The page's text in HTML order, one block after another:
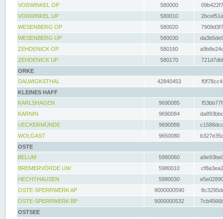
VOßWINKEL OP
580000
VOßWINKEL UP
580010
WESENBERG OP
580020
WESENBERG UP
580030
ZEHDENICK OP
580160
ZEHDENICK UP
580170
ORKE
DALWIGKSTHAL
42840453
KLEINES HAFF
KARLSHAGEN
9690085
KARNIN
9690084
UECKERMÜNDE
9690088
WOLGAST
9650080
OSTE
BELUM
5980060
BREMERVÖRDE UW
5980010
HECHTHAUSEN
5980030
OSTE-SPERRWERK AP
9000000590
OSTE-SPERRWERK BP
9000000532
OSTSEE